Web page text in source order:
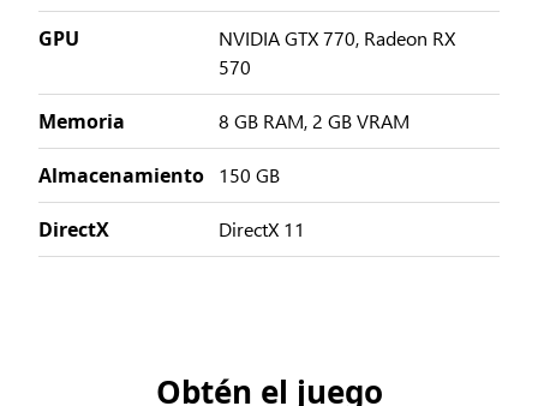
GPU
NVIDIA GTX 770, Radeon RX
570
Memoria 8 GB RAM, 2 GB VRAM
Almacenamiento 150 GB
DirectX DirectX 11
Obtén el juego